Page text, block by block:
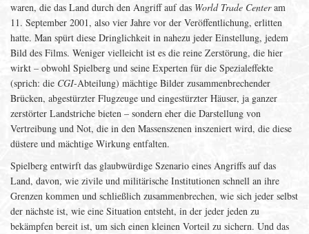
waren, die das Land durch den Angriff auf das World Trade Centeram
11. September 2001, also vier Jahre vor der Veröffentlichung, erlitten
hatte. Man spürt diese Dringlichkeit in nahezu jeder Einstellung, jedem
Bild des Films. Weniger vielleicht ist es die reine Zerstörung, die hier
wirkt – obwohl Spielberg und seine Experten für die Spezialeffekte
(sprich: die CGI-Abteilung) mächtige Bilder zusammenbrechender
Brücken, abgestürzter Flugzeuge und eingestürzter Häuser, ja ganzer
zerstörter Landstriche bieten – sondern eher die Darstellung von
Vertreibung und Not, die in den Massenszenen inszeniert wird, die diese
düstere und mächtige Wirkung entfalten.
Spielberg entwirft das glaubwürdige Szenario eines Angriffs auf das
Land, davon, wie zivile und militärische Institutionen schnell an ihre
Grenzen kommen und schließlich zusammenbrechen, wie sich jeder selbst
der nächste ist, wie eine Situation entsteht, in der jeder jeden zu
bekämpfen bereit ist, um sich einen kleinen Vorteil zu sichern. Und das